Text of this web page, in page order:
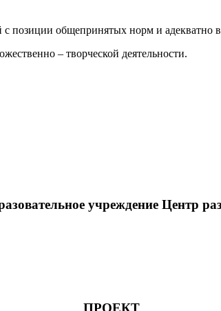
позиции общепринятых норм и адекватно
– творческой деятельности.
учреждение Центр
ПРОЕКТ